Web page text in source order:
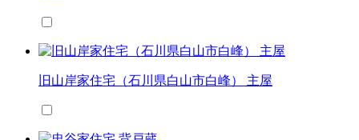
旧山岸家住宅（石川県白山市白峰） 主屋